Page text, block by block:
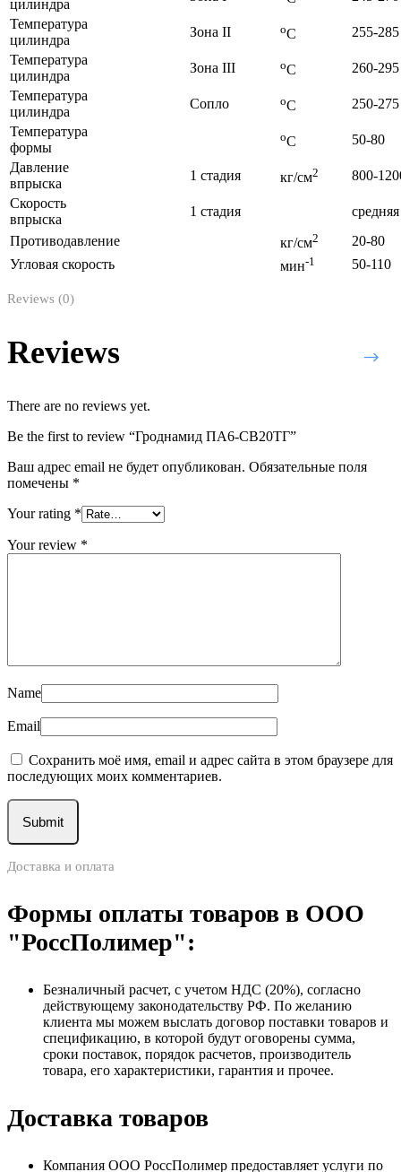
цилиндра
Температура
цилиндра
Зона II oC
255-285
Температура
цилиндра
Зона III oC
260-295
Температура
цилиндра
Сопло oC
250-275
Температура
формы
oC
50-80
Давление
впрыска
1 стадия кг/см2
800-
Скорость
впрыска
1 стадия
средняя
Противодавление
кг/см2
20-80
Угловая скорость
мин-1 50-110
Reviews (0)
Reviews
There are no reviews yet.
Be the first to review “Гроднамид ПА6-CВ20ТГ”
Ваш адрес email не будет опубликован. Обязательные поля
помечены *
Your rating *
Your review *
Name
Email
Сохранить моё имя, email и адрес сайта в этом браузере для
последующих моих комментариев.
Доставка и оплата
Формы оплаты товаров в ООО
"РоссПолимер":
Безналичный расчет, с учетом НДС (20%), согласно
действующему законодательству РФ. По желанию
клиента мы можем выслать договор поставки товаров и
спецификацию, в которой будут оговорены сумма,
сроки поставок, порядок расчетов, производитель
товара, его характеристики, гарантия и прочее.
Доставка товаров
Компания ООО РоссПолимер предоставляет услуги по